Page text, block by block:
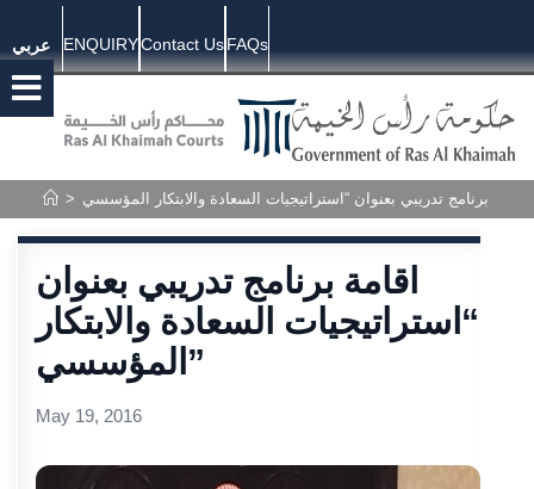
عربي ENQUIRYContact UsFAQs
>
اقامة برنامج تدريبي بعنوان
“استراتيجيات السعادة والابتكار
المؤسسي”
May 19, 2016